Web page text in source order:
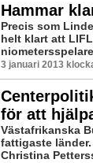
Hammar
Precis som
helt klart att
3 januari 2013
för att
Västafrikanska
fattigaste
Christina